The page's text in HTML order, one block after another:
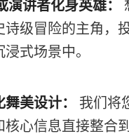
演讲者化身英雄：
诗级冒险的主角，
式场景中。
美设计：
我们将
核心信息直接整合